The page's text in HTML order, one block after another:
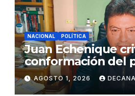
NACIONAL POLÍTICA
Juan Echenique
conformación del
gabinete
Fujimori
AGOSTO 1, 2026